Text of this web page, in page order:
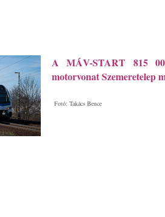
A MÁV-START 815
motorvonat Szemeretelep
Fotó: Takács Bence